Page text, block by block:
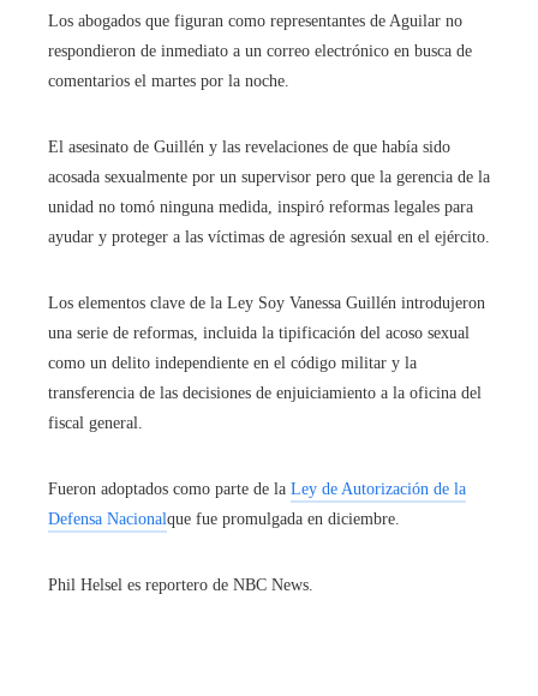
Los abogados que figuran como representantes de Aguilar no
respondieron de inmediato a un correo electrónico en busca de
comentarios el martes por la noche.
El asesinato de Guillén y las revelaciones de que había sido
acosada sexualmente por un supervisor pero que la gerencia de la
unidad no tomó ninguna medida, inspiró reformas legales para
ayudar y proteger a las víctimas de agresión sexual en el ejército.
Los elementos clave de la Ley Soy Vanessa Guillén introdujeron
una serie de reformas, incluida la tipificación del acoso sexual
como un delito independiente en el código militar y la
transferencia de las decisiones de enjuiciamiento a la oficina del
fiscal general.
Fueron adoptados como parte de la Ley de Autorización de la
Defensa Nacionalque fue promulgada en diciembre.
Phil Helsel es reportero de NBC News.